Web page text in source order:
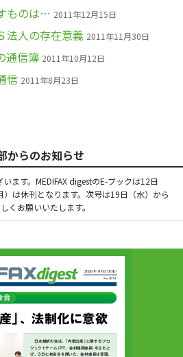
ものは… 2011年12月15日
法人の存在意義 2011年11月30日
通信簿 2011年10月12日
信 2011年8月23日
からのお知らせ
ます。MEDIFAX digestのE-ブックは12日
）は休刊となります。次号は19日（水）から
くお願いいたします。